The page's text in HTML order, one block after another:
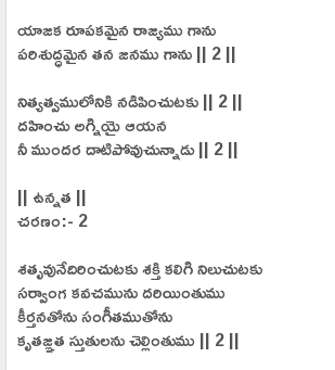
యాజక రూపకమైన రాజ్యము గాను
పరిశుద్ధమైన తన జనము గాను || 2 ||
నిత్యత్వములోనికి నడిపించుటకు || 2 ||
దహించు అగ్నియై ఆయన
నీ ముందర దాటిపోవుచున్నాడు || 2 ||
|| ఉన్నత ||
చరణం:- 2
శతృవునేదిరించుటకు శక్తి కలిగి నిలుచుటకు
సర్వాంగ కవచమును దరియింతుము
కీర్తనతోను సంగీతముతోను
కృతజ్ఞత స్తుతులను చెల్లింతుము || 2 ||